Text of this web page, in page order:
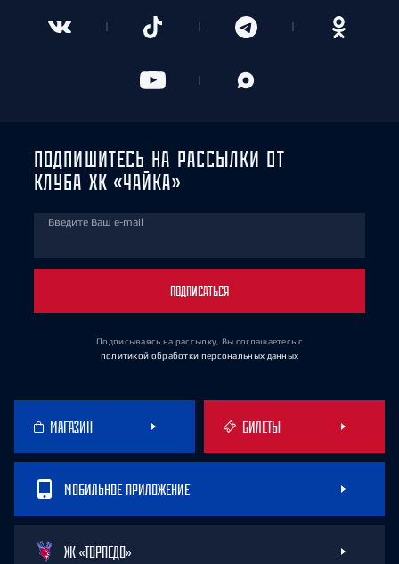
ПОДПИШИТЕСЬ НА РАССЫЛКИ ОТ
КЛУБА ХК «ЧАЙКА»
Введите Ваш e-mail
ПОДПИСАТЬСЯ
Подписываясь на рассылку, Вы соглашаетесь с
политикой обработки персональных данных
МАГАЗИН БИЛЕТЫ
МОБИЛЬНОЕ ПРИЛОЖЕНИЕ
ХК «ТОРПЕДО»